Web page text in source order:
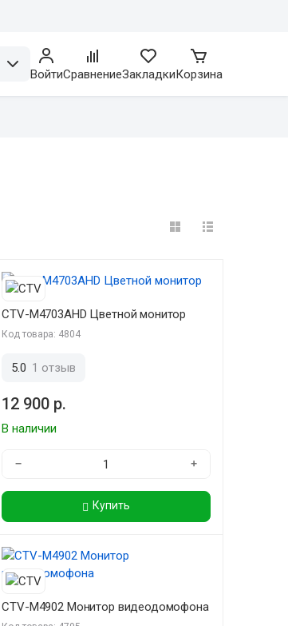
ВойтиСравнениеЗакладкиКорзина
CTV-M4703AHD Цветной монитор
Код товара: 4804
5.0 1 отзыв
12 900 р.
В наличии
− +
Купить
CTV-M4902 Монитор видеодомофона